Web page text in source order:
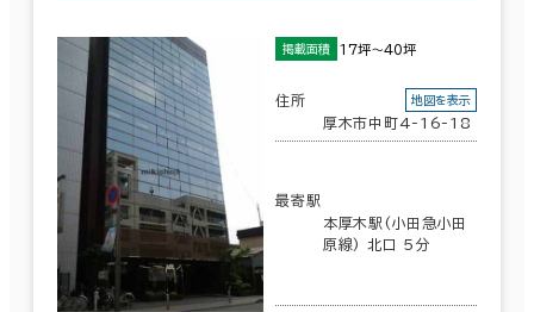
掲載面積 17坪～40坪
住所
厚木市中町4-16-18
地図を表示
最寄駅
本厚木駅(小田急小田
原線) 北口 5分